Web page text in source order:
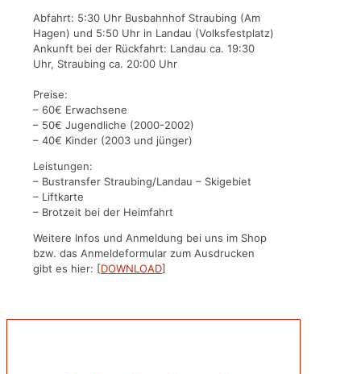
Abfahrt: 5:30 Uhr Busbahnhof Straubing (Am
Hagen) und 5:50 Uhr in Landau (Volksfestplatz)
Ankunft bei der Rückfahrt: Landau ca. 19:30
Uhr, Straubing ca. 20:00 Uhr
Preise:
– 60€ Erwachsene
– 50€ Jugendliche (2000-2002)
– 40€ Kinder (2003 und jünger)
Leistungen:
– Bustransfer Straubing/Landau – Skigebiet
– Liftkarte
– Brotzeit bei der Heimfahrt
Weitere Infos und Anmeldung bei uns im Shop
bzw. das Anmeldeformular zum Ausdrucken
gibt es hier: [DOWNLOAD]